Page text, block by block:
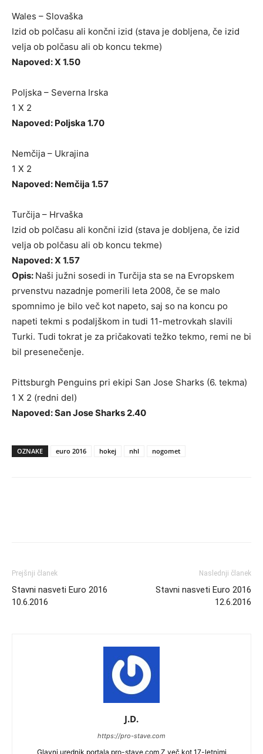
Wales – Slovaška
Izid ob polčasu ali končni izid (stava je dobljena, če izid
velja ob polčasu ali ob koncu tekme)
Napoved: X 1.50
Poljska – Severna Irska
1 X 2
Napoved: Poljska 1.70
Nemčija – Ukrajina
1 X 2
Napoved: Nemčija 1.57
Turčija – Hrvaška
Izid ob polčasu ali končni izid (stava je dobljena, če izid
velja ob polčasu ali ob koncu tekme)
Napoved: X 1.57
Opis: Naši južni sosedi in Turčija sta se na Evropskem
prvenstvu nazadnje pomerili leta 2008, če se malo
spomnimo je bilo več kot napeto, saj so na koncu po
napeti tekmi s podaljškom in tudi 11-metrovkah slavili
Turki. Tudi tokrat je za pričakovati težko tekmo, remi ne bi
bil presenečenje.
Pittsburgh Penguins pri ekipi San Jose Sharks (6. tekma)
1 X 2 (redni del)
Napoved: San Jose Sharks 2.40
OZNAKE euro 2016 hokej nhl nogomet
Prejšnji članek
Stavni nasveti Euro 2016
10.6.2016
Naslednji članek
Stavni nasveti Euro 2016
12.6.2016
J.D.
https://pro-stave.com
Glavni urednik portala pro-stave.com Z več kot 17-letnimi